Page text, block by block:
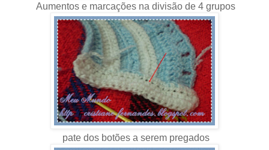
Aumentos e marcações na divisão de 4 grupos
pate dos botões a serem pregados